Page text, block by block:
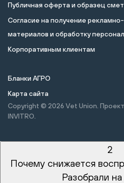
Публичная оферта и образец
Cогласие на получение
материалов и обработку
Корпоративным клиентам
Бланки АГРО
Карта сайта
Copyright © 2026 Vet Union.
INVITRO.
2
Почему снижается
Разобрали